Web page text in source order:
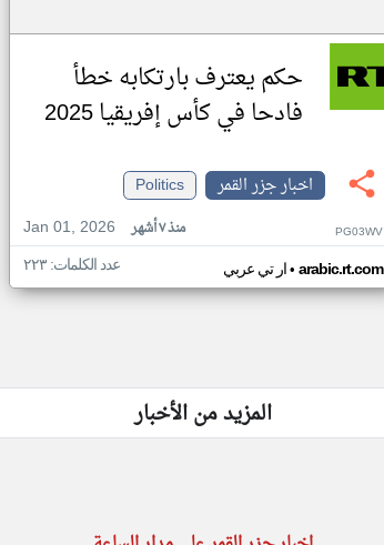
حكم يعترف بارتكابه خطأ
فادحا في كأس إفريقيا 2025
اخبار جزر القمر
Politics
Jan 01, 2026
منذ ٧ أشهر PG03WV
ار تي عربي• arabic.rt.com عدد الكلمات: ٢٢٣
المزيد من الأخبار